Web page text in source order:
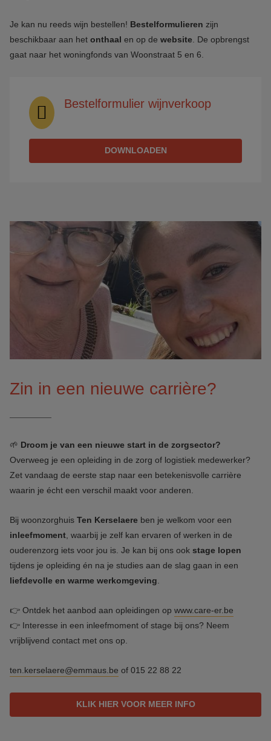
Je kan nu reeds wijn bestellen! Bestelformulieren zijn
beschikbaar aan het onthaal en op de website . De opbrengst
gaat naar het woningfonds van Woonstraat 5 en 6.
Bestelformulier wijnverkoop
DOWNLOADEN
Zin in een nieuwe carrière?
🌱 Droom je van een nieuwe start in de zorgsector?
Overweeg je een opleiding in de zorg of logistiek medewerker?
Zet vandaag de eerste stap naar een betekenisvolle carrière
waarin je écht een verschil maakt voor anderen.
Bij woonzorghuis Ten Kerselaere ben je welkom voor een
inleefmoment , waarbij je zelf kan ervaren of werken in de
ouderenzorg iets voor jou is. Je kan bij ons ook stage lopen
tijdens je opleiding én na je studies aan de slag gaan in een
liefdevolle en warme werkomgeving
👉 Ontdek het aanbod aan opleidingen op www.care-er.be
👉 Interesse in een inleefmoment of stage bij ons? Neem
vrijblijvend contact met ons op.
ten.kerselaere@emmaus.be of 015 22 88 22
KLIK HIER VOOR MEER INFO